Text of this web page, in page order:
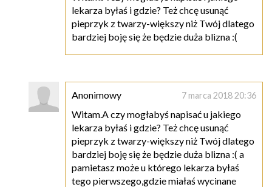
lekarza byłaś i gdzie? Też chcę usunąć
pieprzyk z twarzy-większy niż Twój dlatego
bardziej boję się że będzie duża blizna :(
Anonimowy 7 marca 2018 20:36
Witam.A czy mogłabyś napisać u jakiego
lekarza byłaś i gdzie? Też chcę usunąć
pieprzyk z twarzy-większy niż Twój dlatego
bardziej boję się że będzie duża blizna :( a
pamietasz może u którego lekarza byłaś
tego pierwszego,gdzie miałaś wycinane